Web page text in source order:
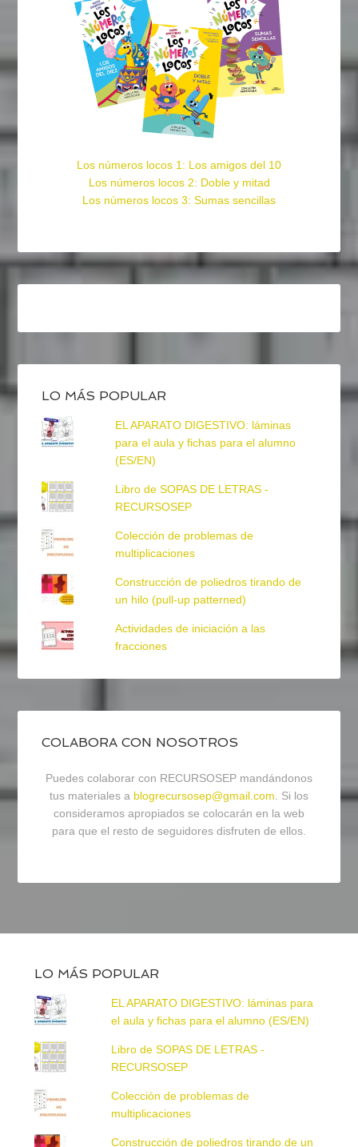
Los números locos 1: Los amigos del 10
Los números locos 2: Doble y mitad
Los números locos 3: Sumas sencillas
LO MÁS POPULAR
EL APARATO DIGESTIVO: láminas
para el aula y fichas para el alumno
(ES/EN)
Libro de SOPAS DE LETRAS -
RECURSOSEP
Colección de problemas de
multiplicaciones
Construcción de poliedros tirando de
un hilo (pull-up patterned)
Actividades de iniciación a las
fracciones
COLABORA CON NOSOTROS
Puedes colaborar con RECURSOSEP mandándonos
tus materiales a blogrecursosep@gmail.com. Si los
consideramos apropiados se colocarán en la web
para que el resto de seguidores disfruten de ellos.
LO MÁS POPULAR
EL APARATO DIGESTIVO: láminas para
el aula y fichas para el alumno (ES/EN)
Libro de SOPAS DE LETRAS -
RECURSOSEP
Colección de problemas de
multiplicaciones
Construcción de poliedros tirando de un